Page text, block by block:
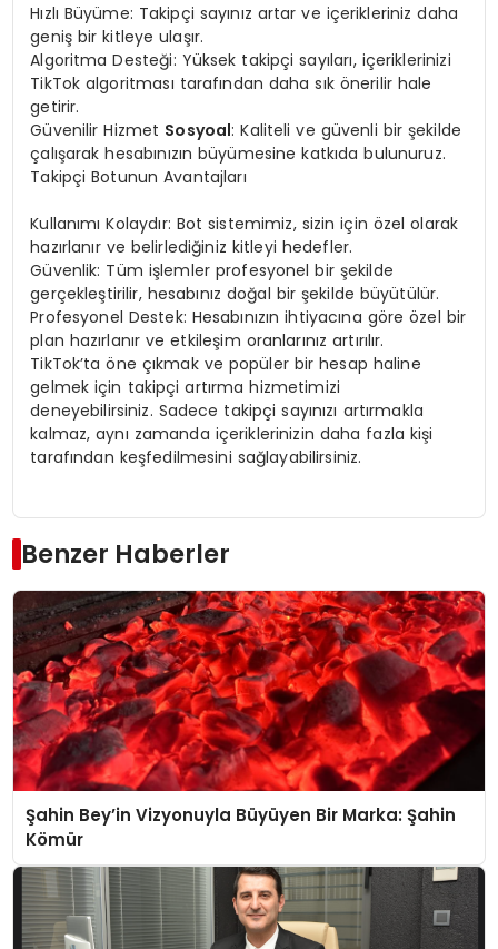
Hızlı Büyüme: Takipçi sayınız artar ve içerikleriniz daha
geniş bir kitleye ulaşır.
Algoritma Desteği: Yüksek takipçi sayıları, içeriklerinizi
TikTok algoritması tarafından daha sık önerilir hale
getirir.
Güvenilir Hizmet Sosyoal: Kaliteli ve güvenli bir şekilde
çalışarak hesabınızın büyümesine katkıda bulunuruz.
Takipçi Botunun Avantajları
Kullanımı Kolaydır: Bot sistemimiz, sizin için özel olarak
hazırlanır ve belirlediğiniz kitleyi hedefler.
Güvenlik: Tüm işlemler profesyonel bir şekilde
gerçekleştirilir, hesabınız doğal bir şekilde büyütülür.
Profesyonel Destek: Hesabınızın ihtiyacına göre özel bir
plan hazırlanır ve etkileşim oranlarınız artırılır.
TikTok’ta öne çıkmak ve popüler bir hesap haline
gelmek için takipçi artırma hizmetimizi
deneyebilirsiniz. Sadece takipçi sayınızı artırmakla
kalmaz, aynı zamanda içeriklerinizin daha fazla kişi
tarafından keşfedilmesini sağlayabilirsiniz.
Benzer Haberler
Şahin Bey’in Vizyonuyla Büyüyen Bir Marka: Şahin
Kömür